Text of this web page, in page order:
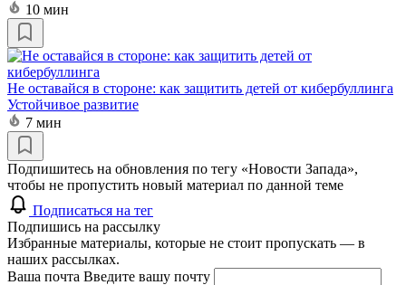
10 мин
Не оставайся в стороне: как защитить детей от кибербуллинга
Устойчивое развитие
7 мин
Подпишитесь на обновления по тегу «Новости Запада»,
чтобы не пропустить новый материал по данной теме
Подписаться на тег
Подпишись на рассылку
Избранные материалы, которые не стоит пропускать — в
наших рассылках.
Ваша почта Введите вашу почту